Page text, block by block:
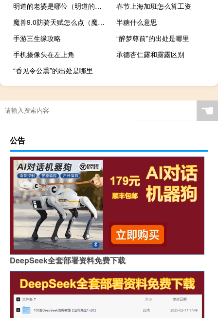
明道的老婆是哪位（明道的老婆）
春节上海加班怎么算工资
魔兽9.0防骑天赋怎么点（魔兽世界9.0防骑天赋加点推荐）
半糖什么意思
手游三生缘攻略
“醉梦尊前”的出处是哪里
手机摄像头在左上角
承德杏仁露和露露区别
“香见令公熏”的出处是哪里
☚
公告
DeepSeek全套部署资料免费下载